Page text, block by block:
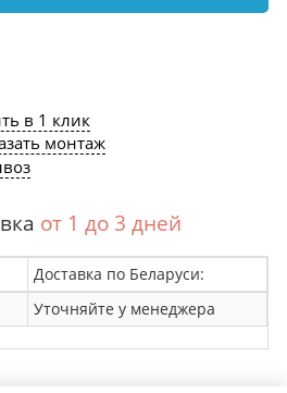
в 1 клик
монтаж
от 1 до 3 дней
Доставка по Беларуси:
Уточняйте у менеджера